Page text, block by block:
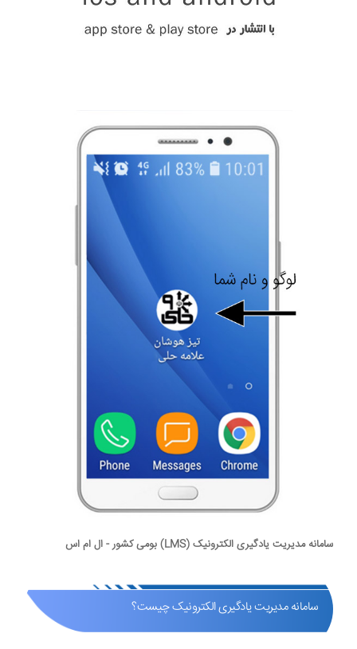
سامانه مدیریت یادگیری الکترونیک (LMS) بومی کشور - ال ام اس
سامانه مدیریت یادگیری الکترونیک چیست؟